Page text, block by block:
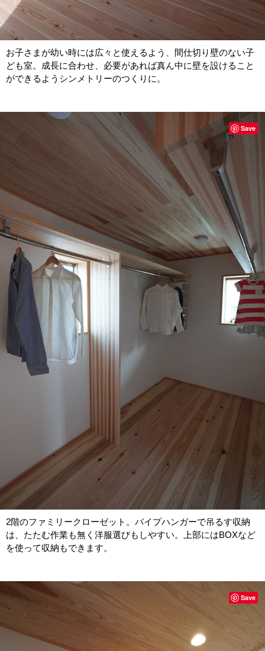
お子さまが幼い時には広々と使えるよう、間仕切り壁のない子
ども室。成長に合わせ、必要があれば真ん中に壁を設けること
ができるようシンメトリーのつくりに。
2階のファミリークローゼット。パイプハンガーで吊るす収納
は、たたむ作業も無く洋服選びもしやすい。上部にはBOXなど
を使って収納もできます。
Save
Save